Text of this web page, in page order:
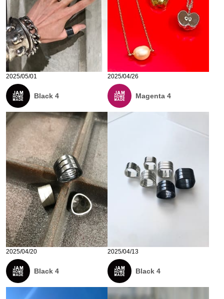
2025/05/01
Black 4
2025/04/26
Magenta 4
2025/04/20
Black 4
2025/04/13
Black 4